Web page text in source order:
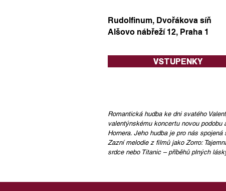
Rudolfinum, Dvořákova síň
Alšovo nábřeží 12, Praha 1
VSTUPENKY
Romantická hudba ke dni svatého
valentýnskému koncertu novou podobu
Hornera. Jeho hudba je pro nás
Zazní melodie z filmů jako Zorro:
srdce nebo Titanic – příběhů plných